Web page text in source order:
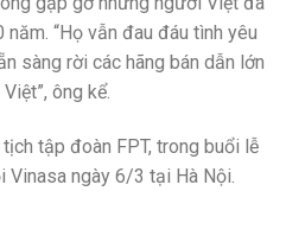
“Họ vẫn đau đáu tình yêu
sàng rời các hãng bán dẫn lớn
ông kể.